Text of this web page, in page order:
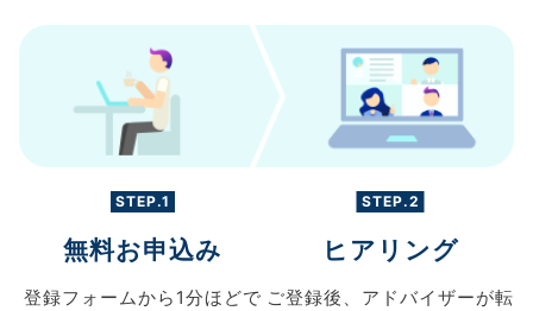
STEP.1
無料お申込み
登録フォームから 1分ほどで
STEP.2
ヒアリング
ご登録後、 アドバイザーが転